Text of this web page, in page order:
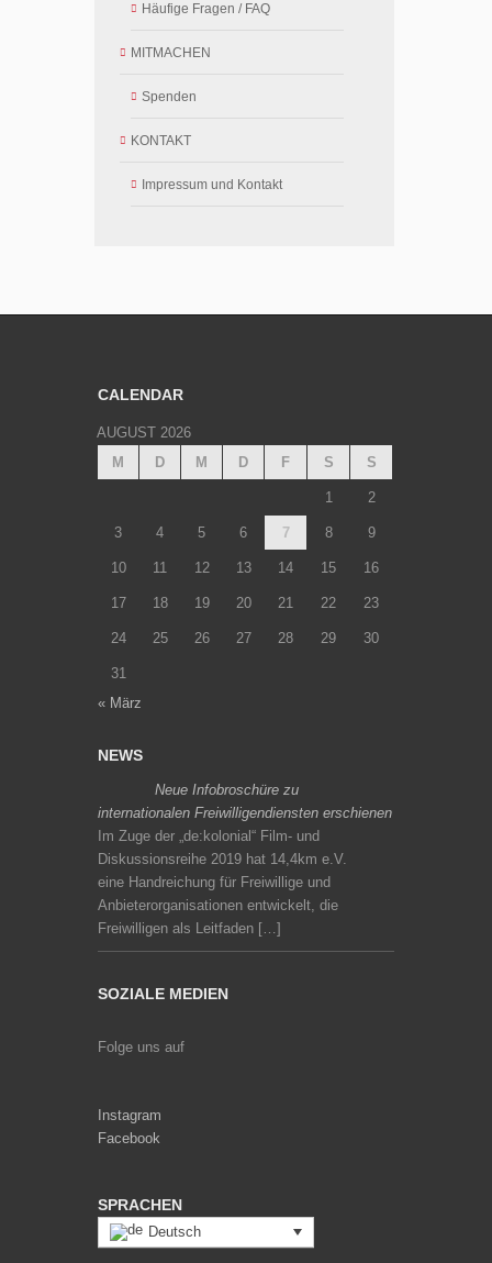
Häufige Fragen / FAQ
MITMACHEN
Spenden
KONTAKT
Impressum und Kontakt
CALENDAR
AUGUST 2026
M
D M D F S S
1 2
3 4 5 6 7 8 9
10 11 12 13 14 15 16
17 18 19 20 21 22 23
24 25 26 27 28 29 30
31
« März
NEWS
Neue Infobroschüre zu
internationalen Freiwilligendiensten erschienen
Im Zuge der „de:kolonial“ Film- und
Diskussionsreihe 2019 hat 14,4km e.V.
eine Handreichung für Freiwillige und
Anbieterorganisationen entwickelt, die
Freiwilligen als Leitfaden […]
SOZIALE MEDIEN
Folge uns auf
Instagram
Facebook
SPRACHEN
Deutsch